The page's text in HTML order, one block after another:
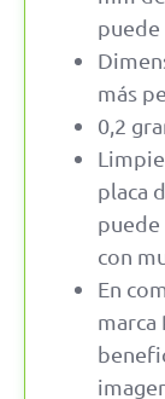
más
0,2
placa
con
En
marca